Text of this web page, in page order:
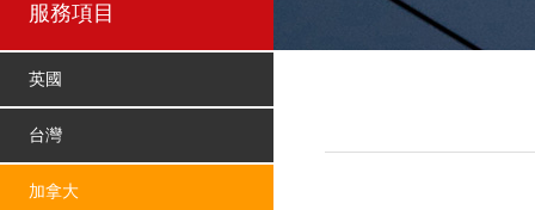
服務項目
英國
台灣
加拿大